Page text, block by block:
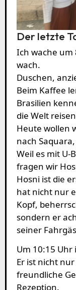
Der letzte
Ich wache um
wach.
Duschen,
Beim Kaffee
Brasilien
die Welt
Heute wollen
nach
Weil es mit U-
fragen wir
Hosni ist die
hat nicht nur
Kopf,
sondern er
seiner
Um 10:15 Uhr
Er ist nicht
freundliche
Rezeption.